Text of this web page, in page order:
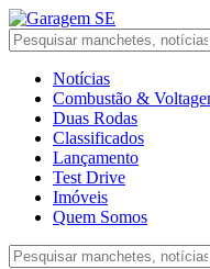
Notícias
Combustão &
Duas Rodas
Classificados
Lançamento
Test Drive
Imóveis
Quem Somos